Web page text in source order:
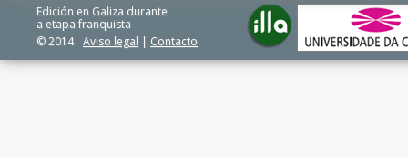
Edición en Galiza durante
a etapa franquista
© 2014 Aviso legal | Contacto